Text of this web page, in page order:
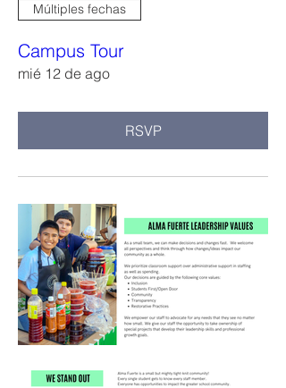
Múltiples fechas
Campus Tour
mié 12 de ago
RSVP